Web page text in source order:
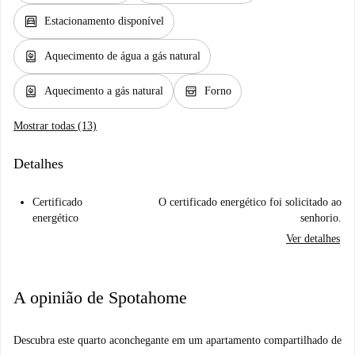
garage Estacionamento disponível
water_heater Aquecimento de água a gás natural
water_heater Aquecimento a gás natural oven_gen Forno
Mostrar todas (13)
Detalhes
Certificado
energético
O certificado energético foi solicitado ao
senhorio.
Ver detalhes
A opinião de Spotahome
Descubra este quarto aconchegante em um apartamento compartilhado de